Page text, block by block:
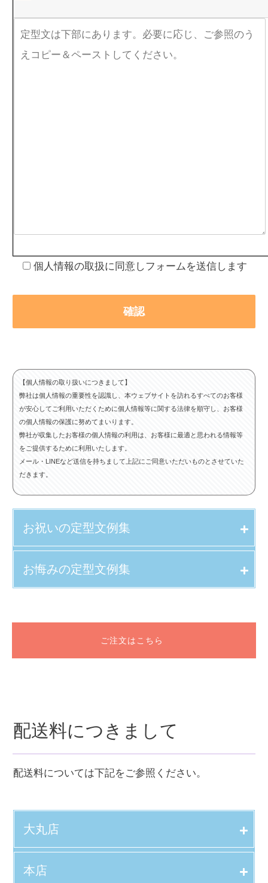
個人情報の取扱に同意しフォームを送信します
【個人情報の取り扱いにつきまして】
弊社は個人情報の重要性を認識し、本ウェブサイトを訪れるすべてのお客様
が安心してご利用いただくために個人情報等に関する法律を順守し、お客様
の個人情報の保護に努めてまいります。
弊社が収集したお客様の個人情報の利用は、お客様に最適と思われる情報等
をご提供するために利用いたします。
メール・LINEなど送信を持ちまして上記にご同意いただいものとさせていた
だきます。
お祝いの定型文例集
お悔みの定型文例集
ご注文はこちら
配送料につきまして
配送料については下記をご参照ください。
大丸店
本店